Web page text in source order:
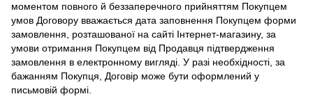
моментом повного й беззаперечного прийняттям Покупцем
умов Договору вважається дата заповнення Покупцем форми
замовлення, розташованої на сайті Інтернет-магазину, за
умови отримання Покупцем від Продавця підтвердження
замовлення в електронному вигляді. У разі необхідності, за
бажанням Покупця, Договір може бути оформлений у
письмовій формі.